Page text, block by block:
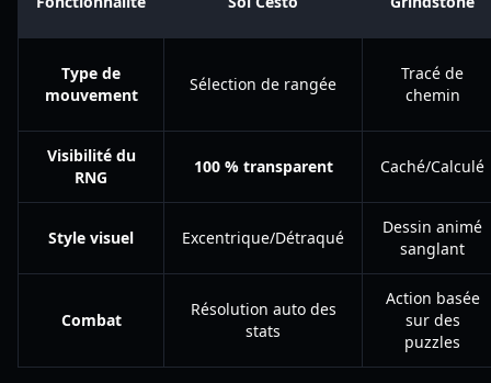
Type de
mouvement
Sélection de rangée
Tracé de
chemin
Visibilité du
RNG
100 % transparent Caché/Calculé
Style visuel Excentrique/Détraqué
Dessin animé
sanglant
Combat
Résolution auto des
stats
Action basée
sur des
puzzles